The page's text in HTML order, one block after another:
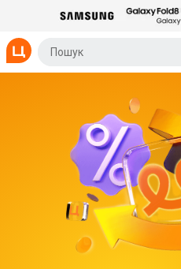
Цитрус Плюшки - Спеціальні